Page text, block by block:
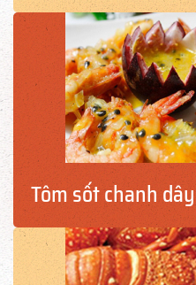
Tôm sốt chanh dây